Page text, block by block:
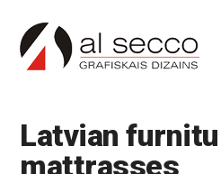
Latvian
mattrasses